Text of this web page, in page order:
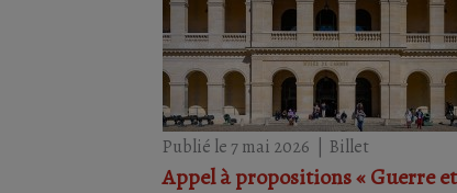
Publié le 7 mai 2026 Billet
Appel à propositions « Guerre